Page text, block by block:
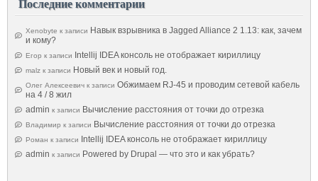
Xenobyte к записи Навык взрывника в Jagged Alliance 2 1.13: как, зачем
и кому?
Егор к записи Intellij IDEA консоль не отображает кириллицу
malz к записи Новый век и новый год.
Олег Алексеевич к записи Обжимаем RJ-45 и проводим сетевой кабель
на 4 / 8 жил
admin к записи Вычисление расстояния от точки до отрезка
Владимир к записи Вычисление расстояния от точки до отрезка
Роман к записи Intellij IDEA консоль не отображает кириллицу
admin к записи Powered by Drupal — что это и как убрать?